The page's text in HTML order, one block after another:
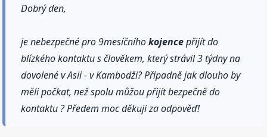
Dobrý den,
je nebezpečné pro 9mesíčníhokojencepřijít do
blízkého kontaktu s člověkem, který strávil 3 týdny na
dovolené v Asii - v Kambodži? Případně jak dlouho by
měli počkat, než spolu můžou přijít bezpečně do
kontaktu ? Předem moc děkuji za odpověď!